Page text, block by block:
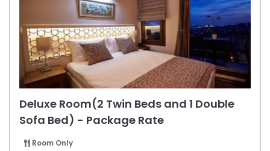
Deluxe Room(2 Twin Beds and 1 Double
Sofa Bed) - Package Rate
Room Only